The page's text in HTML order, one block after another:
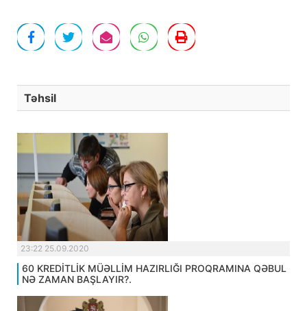
Təhsil
23:22 25.09.2020
60 KREDİTLİK MÜƏLLİM HAZIRLIĞI PROQRAMINA QƏBUL
NƏ ZAMAN BAŞLAYIR?.